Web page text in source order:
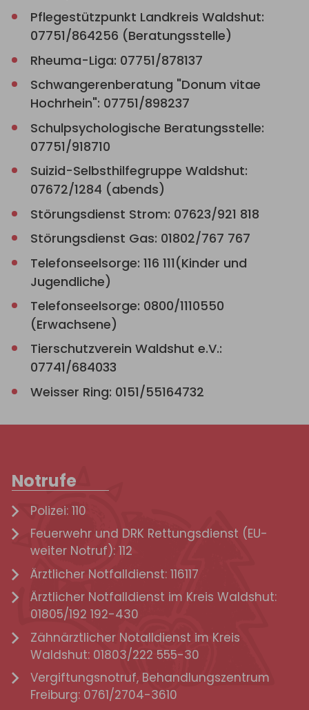
Pflegestützpunkt Landkreis Waldshut:
07751/864256 (Beratungsstelle)
Rheuma-Liga: 07751/878137
Schwangerenberatung "Donum vitae
Hochrhein": 07751/898237
Schulpsychologische Beratungsstelle:
07751/918710
Suizid-Selbsthilfegruppe Waldshut:
07672/1284 (abends)
Störungsdienst Strom: 07623/921 818
Störungsdienst Gas: 01802/767 767
Telefonseelsorge: 116 111(Kinder und
Jugendliche)
Telefonseelsorge: 0800/1110550
(Erwachsene)
Tierschutzverein Waldshut e.V.:
07741/684033
Weisser Ring: 0151/55164732
Notrufe
Polizei: 110
Feuerwehr und DRK Rettungsdienst (EU-
weiter Notruf): 112
Ärztlicher Notfalldienst: 116117
Ärztlicher Notfalldienst im Kreis Waldshut:
01805/192 192-430
Zähnärztlicher Notalldienst im Kreis
Waldshut: 01803/222 555-30
Vergiftungsnotruf, Behandlungszentrum
Freiburg: 0761/2704-3610